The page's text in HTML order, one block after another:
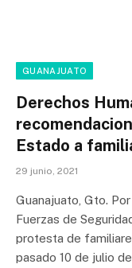
GUANAJUATO
Derechos
Estado a
29 junio, 2021
Guanajuato, Gto.
Fuerzas de
protesta de
pasado 10 de julio